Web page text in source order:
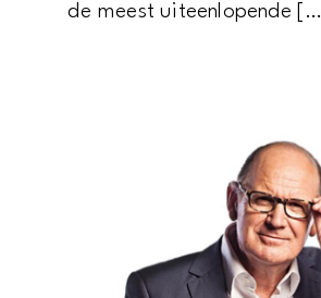
de meest uiteenlopende […]